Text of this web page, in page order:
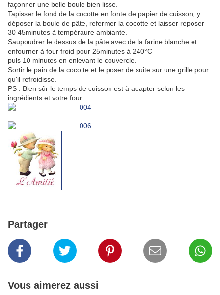
façonner une belle boule bien lisse.
Tapisser le fond de la cocotte en fonte de papier de cuisson, y
déposer la boule de pâte, refermer la cocotte et laisser reposer
30 45minutes à tempéraure ambiante.
Saupoudrer le dessus de la pâte avec de la farine blanche et
enfourner à four froid pour 25minutes à 240°C
puis 10 minutes en enlevant le couvercle.
Sortir le pain de la cocotte et le poser de suite sur une grille pour
qu'il refroidisse.
PS : Bien sûr le temps de cuisson est à adapter selon les
ingrédients et votre four.
Partager
Vous aimerez aussi